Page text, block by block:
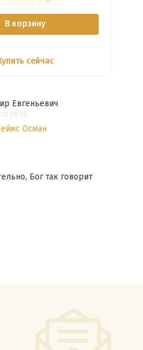
В корзину
сейчас
Евгеньевич
09:26
Осман
Бог так говорит